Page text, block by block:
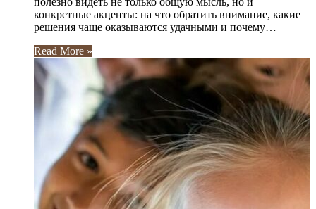
конкретные акценты: на что обратить внимание, какие
решения чаще оказываются удачными и почему…
Read More »